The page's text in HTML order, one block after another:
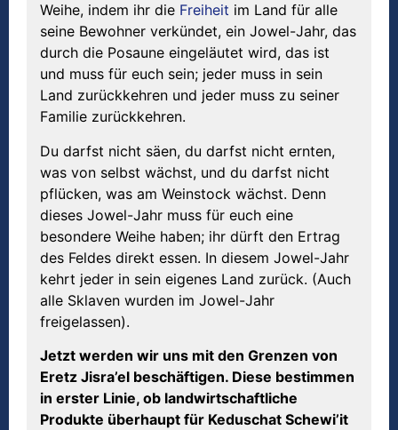
Weihe, indem ihr die Freiheit im Land für alle
seine Bewohner verkündet, ein Jowel-Jahr, das
durch die Posaune eingeläutet wird, das ist
und muss für euch sein; jeder muss in sein
Land zurückkehren und jeder muss zu seiner
Familie zurückkehren.
Du darfst nicht säen, du darfst nicht ernten,
was von selbst wächst, und du darfst nicht
pflücken, was am Weinstock wächst. Denn
dieses Jowel-Jahr muss für euch eine
besondere Weihe haben; ihr dürft den Ertrag
des Feldes direkt essen. In diesem Jowel-Jahr
kehrt jeder in sein eigenes Land zurück. (Auch
alle Sklaven wurden im Jowel-Jahr
freigelassen).
Jetzt werden wir uns mit den Grenzen von
Eretz Jisra’el beschäftigen. Diese bestimmen
in erster Linie, ob landwirtschaftliche
Produkte überhaupt für Keduschat Schewi’it